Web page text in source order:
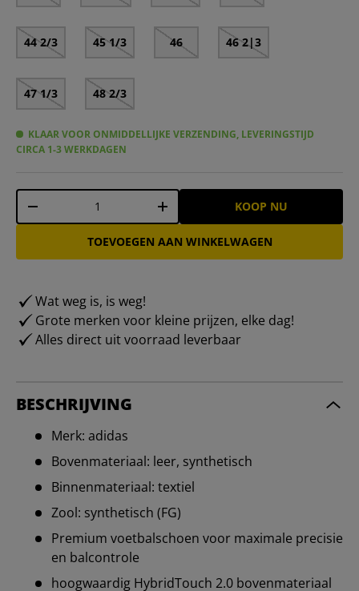
44 2/3 45 1/3 46 46 2|3
47 1/3 48 2/3
KLAAR VOOR ONMIDDELLIJKE VERZENDING, LEVERINGSTIJD
CIRCA 1-3 WERKDAGEN
Aantal
-
+ KOOP NU
TOEVOEGEN AAN WINKELWAGEN
Wat weg is, is weg!
Grote merken voor kleine prijzen, elke dag!
Alles direct uit voorraad leverbaar
BESCHRIJVING
Merk: adidas
Bovenmateriaal: leer, synthetisch
Binnenmateriaal: textiel
Zool: synthetisch (FG)
Premium voetbalschoen voor maximale precisie
en balcontrole
hoogwaardig HybridTouch 2.0 bovenmateriaal